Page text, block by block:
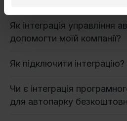
Як інтеграція управління
допомогти моїй компанії?
Як підключити інтеграцію?
Чи є інтеграція
для автопарку